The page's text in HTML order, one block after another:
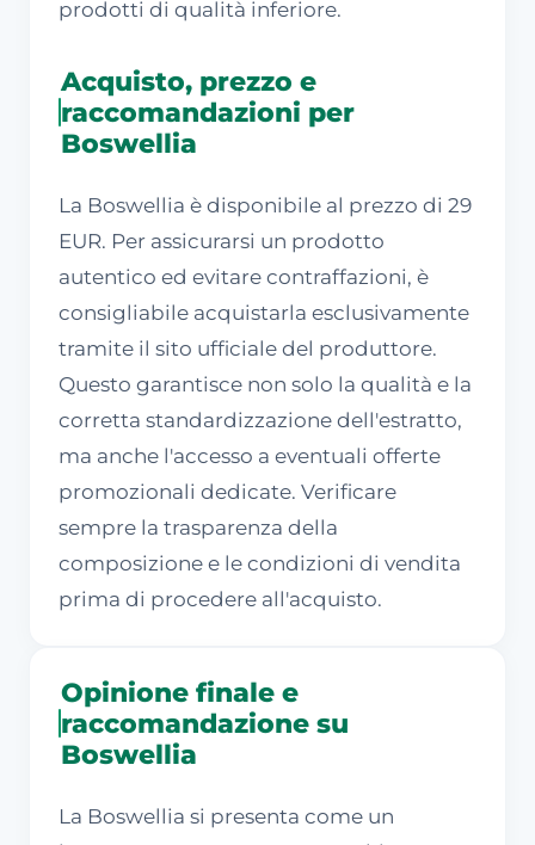
prodotti di qualità inferiore.
Acquisto, prezzo e
raccomandazioni per
Boswellia
La Boswellia è disponibile al prezzo di 29
EUR. Per assicurarsi un prodotto
autentico ed evitare contraffazioni, è
consigliabile acquistarla esclusivamente
tramite il sito ufficiale del produttore.
Questo garantisce non solo la qualità e la
corretta standardizzazione dell'estratto,
ma anche l'accesso a eventuali offerte
promozionali dedicate. Verificare
sempre la trasparenza della
composizione e le condizioni di vendita
prima di procedere all'acquisto.
Opinione finale e
raccomandazione su
Boswellia
La Boswellia si presenta come un